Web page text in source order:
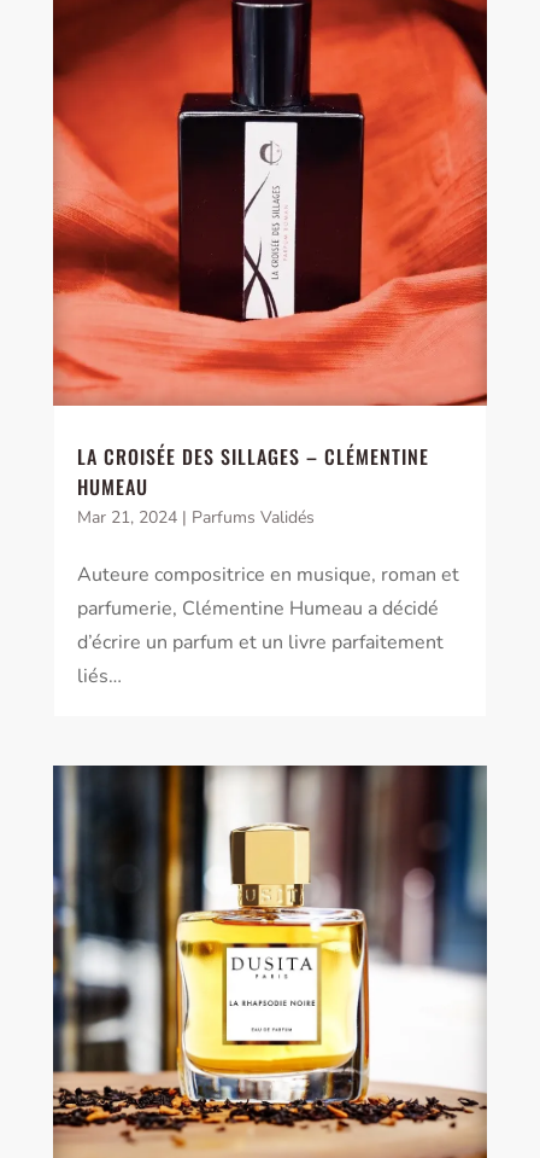
LA CROISÉE DES SILLAGES – CLÉMENTINE
HUMEAU
Mar 21, 2024| Parfums Validés
Auteure compositrice en musique, roman et
parfumerie, Clémentine Humeau a décidé
d’écrire un parfum et un livre parfaitement
liés…